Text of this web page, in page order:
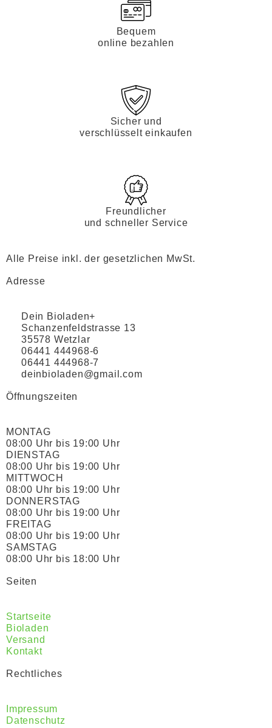
Bequem
online bezahlen
Sicher und
verschlüsselt einkaufen
Freundlicher
und schneller Service
Alle Preise inkl. der gesetzlichen MwSt.
Adresse
Dein Bioladen+
Schanzenfeldstrasse 13
35578 Wetzlar
06441 444968-6
06441 444968-7
deinbioladen@gmail.com
Öffnungszeiten
MONTAG
08:00 Uhr bis 19:00 Uhr
DIENSTAG
08:00 Uhr bis 19:00 Uhr
MITTWOCH
08:00 Uhr bis 19:00 Uhr
DONNERSTAG
08:00 Uhr bis 19:00 Uhr
FREITAG
08:00 Uhr bis 19:00 Uhr
SAMSTAG
08:00 Uhr bis 18:00 Uhr
Seiten
Startseite
Bioladen
Versand
Kontakt
Rechtliches
Impressum
Datenschutz